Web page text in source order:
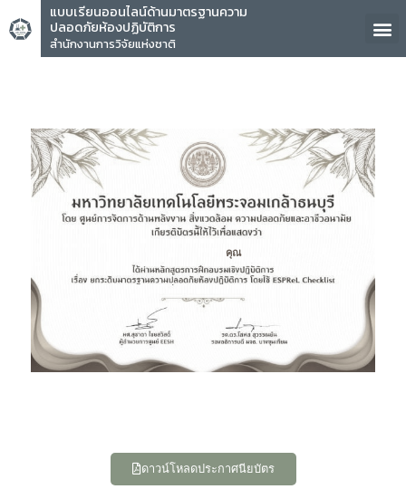
แบบเรียนออนไลน์ด้านมาตรฐานความ
ปลอดภัยห้องปฏิบัติการ
สำนักงานการวิจัยแห่งชาติ
คุณ
ดาวน์โหลดประกาศนียบัตร